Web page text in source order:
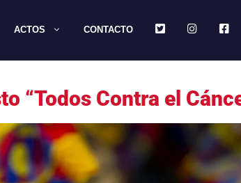
ACTOS CONTACTO TWITTER
“Todos Contra el